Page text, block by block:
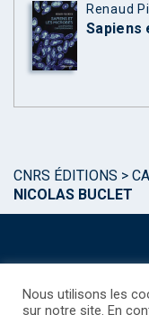
Renaud
Sapiens
CNRS ÉDITIONS >
NICOLAS BUCLET
Nous utilisons les
sur notre site. En